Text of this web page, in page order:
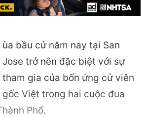
ùa bầu cử năm nay tại San
Jose trở nên đặc biệt với sự
tham gia của bốn ứng cử viên
gốc Việt trong hai cuộc đua
Phố.